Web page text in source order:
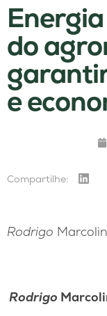
do
e
Compartilhe:
Rodrigo
Rodrigo